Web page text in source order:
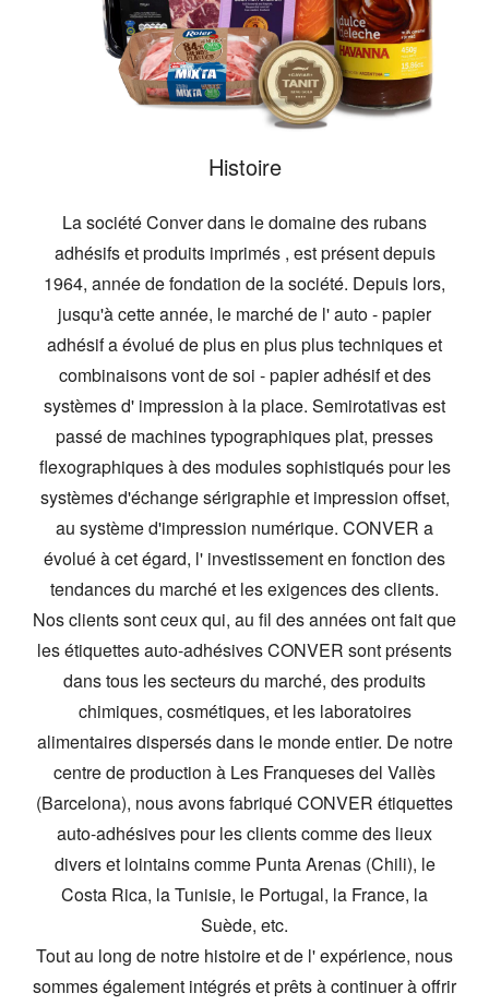
Histoire
La société Conver dans le domaine des rubans
adhésifs et produits imprimés , est présent depuis
1964, année de fondation de la société. Depuis lors,
jusqu'à cette année, le marché de l' auto - papier
adhésif a évolué de plus en plus plus techniques et
combinaisons vont de soi - papier adhésif et des
systèmes d' impression à la place. Semirotativas est
passé de machines typographiques plat, presses
flexographiques à des modules sophistiqués pour les
systèmes d'échange sérigraphie et impression offset,
au système d'impression numérique. CONVER a
évolué à cet égard, l' investissement en fonction des
tendances du marché et les exigences des clients.
Nos clients sont ceux qui, au fil des années ont fait que
les étiquettes auto-adhésives CONVER sont présents
dans tous les secteurs du marché, des produits
chimiques, cosmétiques, et les laboratoires
alimentaires dispersés dans le monde entier. De notre
centre de production à Les Franqueses del Vallès
(Barcelona), nous avons fabriqué CONVER étiquettes
auto-adhésives pour les clients comme des lieux
divers et lointains comme Punta Arenas (Chili), le
Costa Rica, la Tunisie, le Portugal, la France, la
Suède, etc.
Tout au long de notre histoire et de l' expérience, nous
sommes également intégrés et prêts à continuer à offrir